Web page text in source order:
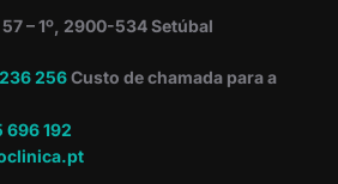
– 1º, 2900-534 Setúbal
256Custo de chamada para a
696 192